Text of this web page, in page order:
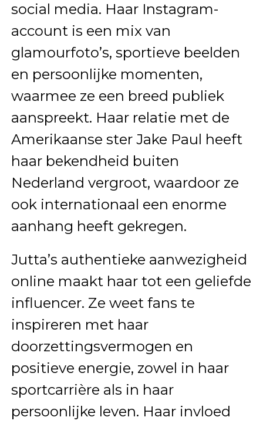
social media. Haar Instagram-
account is een mix van
glamourfoto’s, sportieve beelden
en persoonlijke momenten,
waarmee ze een breed publiek
aanspreekt. Haar relatie met de
Amerikaanse ster Jake Paul heeft
haar bekendheid buiten
Nederland vergroot, waardoor ze
ook internationaal een enorme
aanhang heeft gekregen.
Jutta’s authentieke aanwezigheid
online maakt haar tot een geliefde
influencer. Ze weet fans te
inspireren met haar
doorzettingsvermogen en
positieve energie, zowel in haar
sportcarrière als in haar
persoonlijke leven. Haar invloed